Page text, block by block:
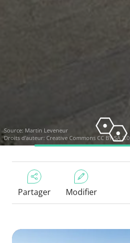
Source: Martin Leveneur
Droits d'auteur: Creative Commons CC BY-SA 3.0
Partager Modifier